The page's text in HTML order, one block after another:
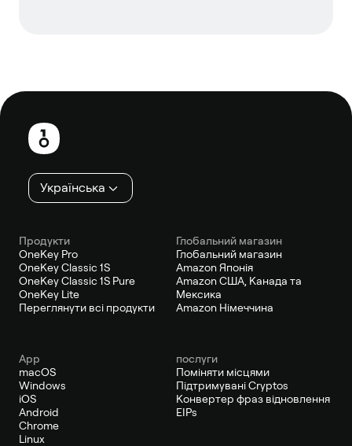
Нижній
колонтитул
Українська
Продукти
OneKey Pro
OneKey Classic 1S
OneKey Classic 1S Pure
OneKey Lite
Переглянути всі продукти
Глобальний магазин
Глобальний магазин
Amazon Японія
Amazon США, Канада та
Мексика
Amazon Німеччина
App
macOS
Windows
iOS
Android
Chrome
Linux
послуги
Поміняти місцями
Підтримувані Cryptos
Конвертер фраз відновлення
EIPs